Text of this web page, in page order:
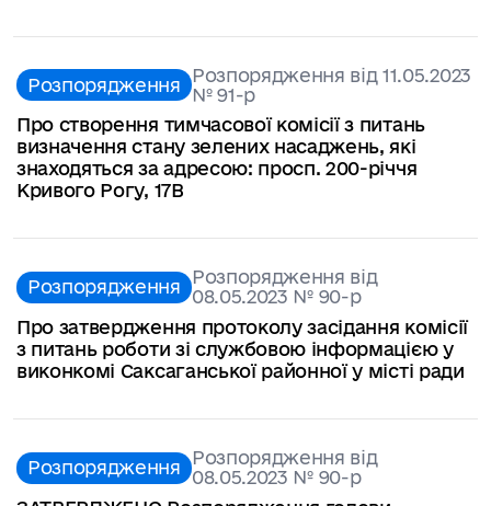
Розпорядження Розпорядження від 11.05.2023
№ 91-р
Про створення тимчасової комісії з питань
визначення стану зелених насаджень, які
знаходяться за адресою: просп. 200-річчя
Кривого Рогу, 17В
Розпорядження Розпорядження від
08.05.2023 № 90-р
Про затвердження протоколу засідання комісії
з питань роботи зі службовою інформацією у
виконкомі Саксаганської районної у місті ради
Розпорядження Розпорядження від
08.05.2023 № 90-р